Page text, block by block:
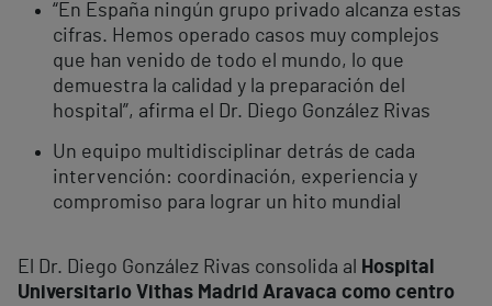
“En España ningún grupo privado alcanza estas
cifras. Hemos operado casos muy complejos
que han venido de todo el mundo, lo que
demuestra la calidad y la preparación del
hospital”, afirma el Dr. Diego González Rivas
Un equipo multidisciplinar detrás de cada
intervención: coordinación, experiencia y
compromiso para lograr un hito mundial
El Dr. Diego González Rivas consolida al
Hospital
Universitario Vithas Madrid Aravaca como centro